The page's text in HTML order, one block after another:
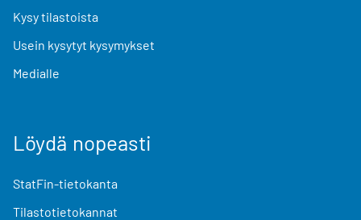
Kysy tilastoista
Usein kysytyt kysymykset
Medialle
Löydä nopeasti
StatFin-tietokanta
Tilastotietokannat